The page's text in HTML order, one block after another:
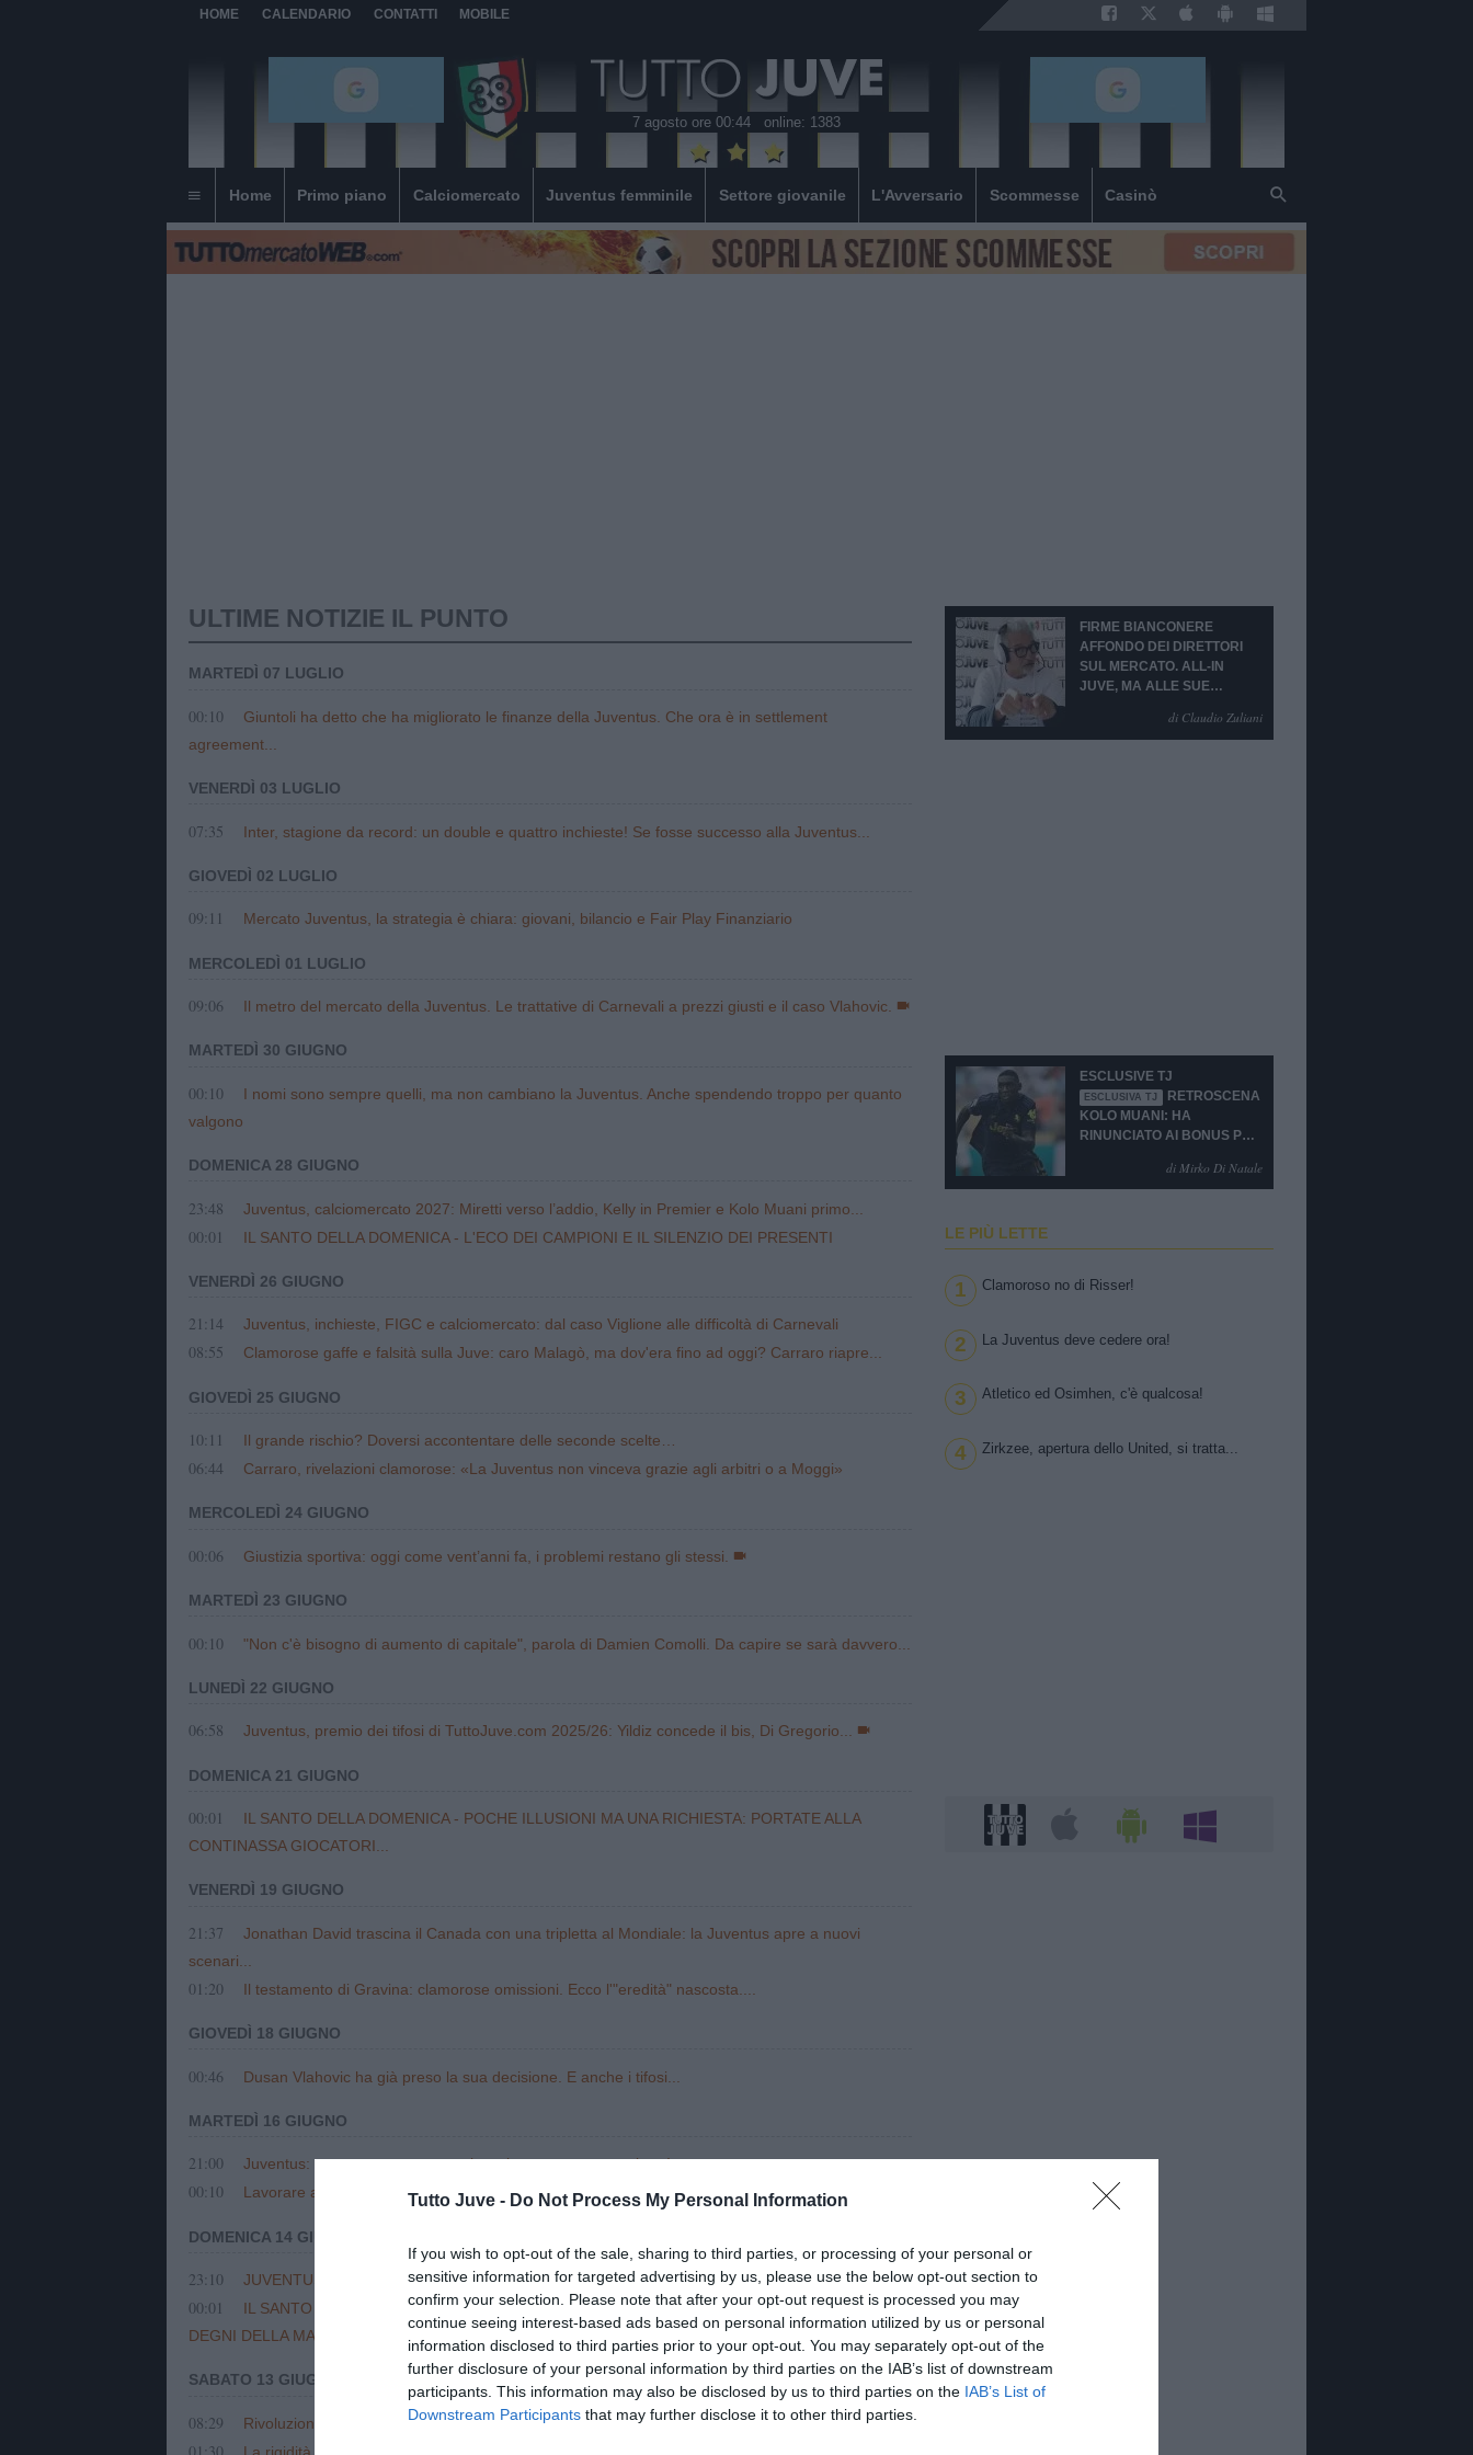
Tutto Juve - Do Not Process My Personal Information
If you wish to opt-out of the sale, sharing to third parties, or processing of your personal or
sensitive information for targeted advertising by us, please use the below opt-out section to
confirm your selection. Please note that after your opt-out request is processed you may
continue seeing interest-based ads based on personal information utilized by us or personal
information disclosed to third parties prior to your opt-out. You may separately opt-out of the
further disclosure of your personal information by third parties on the IAB’s list of downstream
participants. This information may also be disclosed by us to third parties on the IAB’s List of
Downstream Participants that may further disclose it to other third parties.
HOME CALENDARIO CONTATTI MOBILE
7 agosto ore 00:44 online: 1383
Home Primo piano Calciomercato Juventus femminile Settore giovanile L'Avversario Scommesse Casinò
ULTIME NOTIZIE IL PUNTO
MARTEDÌ 07 LUGLIO
00:10
Giuntoli ha detto che ha migliorato le finanze della Juventus. Che ora è in settlement
agreement...
VENERDÌ 03 LUGLIO
07:35 Inter, stagione da record: un double e quattro inchieste! Se fosse successo alla Juventus...
GIOVEDÌ 02 LUGLIO
09:11 Mercato Juventus, la strategia è chiara: giovani, bilancio e Fair Play Finanziario
MERCOLEDÌ 01 LUGLIO
09:06 Il metro del mercato della Juventus. Le trattative di Carnevali a prezzi giusti e il caso Vlahovic.
MARTEDÌ 30 GIUGNO
00:10
I nomi sono sempre quelli, ma non cambiano la Juventus. Anche spendendo troppo per quanto
valgono
DOMENICA 28 GIUGNO
23:48 Juventus, calciomercato 2027: Miretti verso l’addio, Kelly in Premier e Kolo Muani primo...
00:01 IL SANTO DELLA DOMENICA - L'ECO DEI CAMPIONI E IL SILENZIO DEI PRESENTI
VENERDÌ 26 GIUGNO
21:14 Juventus, inchieste, FIGC e calciomercato: dal caso Viglione alle difficoltà di Carnevali
08:55 Clamorose gaffe e falsità sulla Juve: caro Malagò, ma dov'era fino ad oggi? Carraro riapre...
GIOVEDÌ 25 GIUGNO
10:11 Il grande rischio? Doversi accontentare delle seconde scelte…
06:44 Carraro, rivelazioni clamorose: «La Juventus non vinceva grazie agli arbitri o a Moggi»
MERCOLEDÌ 24 GIUGNO
00:06 Giustizia sportiva: oggi come vent’anni fa, i problemi restano gli stessi.
MARTEDÌ 23 GIUGNO
00:10 "Non c'è bisogno di aumento di capitale", parola di Damien Comolli. Da capire se sarà davvero...
LUNEDÌ 22 GIUGNO
06:58 Juventus, premio dei tifosi di TuttoJuve.com 2025/26: Yildiz concede il bis, Di Gregorio...
DOMENICA 21 GIUGNO
00:01
IL SANTO DELLA DOMENICA - POCHE ILLUSIONI MA UNA RICHIESTA: PORTATE ALLA
CONTINASSA GIOCATORI...
VENERDÌ 19 GIUGNO
21:37
Jonathan David trascina il Canada con una tripletta al Mondiale: la Juventus apre a nuovi
scenari...
01:20 Il testamento di Gravina: clamorose omissioni. Ecco l'"eredità" nascosta....
GIOVEDÌ 18 GIUGNO
00:46 Dusan Vlahovic ha già preso la sua decisione. E anche i tifosi...
MARTEDÌ 16 GIUGNO
21:00 Juventus: nessuna emergenza plusvalenze e mercato mirato!
00:10 Lavorare alla Juventus è diverso dal Sassuolo, ma almeno Carnevali non è stato scelto dagli...
DOMENICA 14 GIUGNO
23:10 JUVENTUS, EFFETTO FERRARI. SE VINCE HAMILTON, PUO' FARLO ANCHE SPALLETTI.
00:01
IL SANTO DELLA DOMENICA - L'ARDUA MISSIONE DI CARNEVALI: RIPORTARE GIOCATORI
DEGNI DELLA MAGLIA...
SABATO 13 GIUGNO
08:29 Rivoluzione Juventus: Comolli out e Carnevali in. Cambia anche il mercato?
FIRME BIANCONERE
AFFONDO DEI DIRETTORI
SUL MERCATO. ALL-IN
JUVE, MA ALLE SUE
di Claudio Zuliani
ESCLUSIVE TJ
ESCLUSIVA TJ
RETROSCENA
KOLO MUANI: HA
RINUNCIATO AI BONUS PUR
di Mirko Di Natale
LE PIÙ LETTE
1 Clamoroso no di Risser!
2 La Juventus deve cedere ora!
3 Atletico ed Osimhen, c'è qualcosa!
4 Zirkzee, apertura dello United, si tratta...